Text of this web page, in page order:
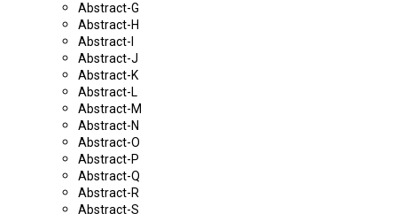
Abstract-G
Abstract-H
Abstract-I
Abstract-J
Abstract-K
Abstract-L
Abstract-M
Abstract-N
Abstract-O
Abstract-P
Abstract-Q
Abstract-R
Abstract-S